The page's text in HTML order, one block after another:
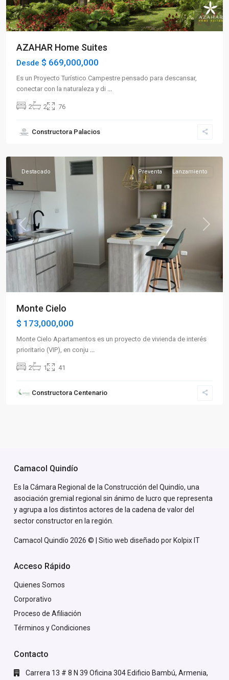
AZAHAR Home Suites
Desde $ 669,000,000
Es un Proyecto Turístico Campestre pensado para descansar,
conectar con la naturaleza y di
2 2 76
Constructora Palacios
Sur,
Previous Next
Destacado Preventa Lanzamiento
Monte Cielo
$ 173,000,000
Monte Cielo Apartamentos es un proyecto de vivienda de interés
prioritario (VIP), en conju
2 1 41
Constructora Centenario
Camacol Quindío
Es la Cámara Regional de la Construcción del Quindío, una
asociación gremial regional sin ánimo de lucro que representa
y agrupa a los distintos actores de la cadena de valor del
sector constructor en la región.
Camacol Quindío 2026 © | Sitio web diseñado por Kolpix IT
Acceso Rápido
Quienes Somos
Corporativo
Proceso de Afiliación
Términos y Condiciones
Contacto
Carrera 13 # 8 N 39 Oficina 304 Edificio Bambú, Armenia,